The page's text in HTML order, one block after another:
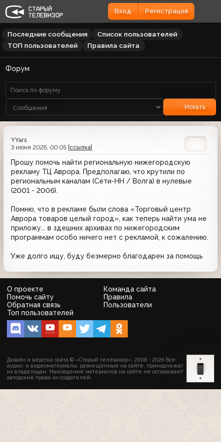
Вход Регистрация
Последние сообщения
Список пользователей
ТОП пользователей
Правила сайта
Форум
Искать
YYars
3 июня 2026, 00:05 [ссылка]
Прошу помочь найти региональную нижегородскую
рекламу ТЦ Аврора. Предполагаю, что крутили по
региональным каналам (Сети-НН / Волга) в нулевые
(2001 - 2006).
Помню, что в рекламе были слова «Торговый центр
Аврора товаров целый город», как теперь найти ума не
приложу... в здешних архивах по нижегородским
программам особо ничего нет с рекламой, к сожалению.
Уже долго ищу, буду безмерно благодарен за помощь
О проекте
Команда сайта
Помочь сайту
Правила
Обратная связь
Пользователи
Топ пользователей
Дизайн и верстка сайта © «Старый телевизор»; 2008 - 2026 Все
аудио- и видеоматериалы, размещённые на сайте, принадлежат
их владельцам. Нахождение материалов на сайте не оспаривает
авторские права их создателей.